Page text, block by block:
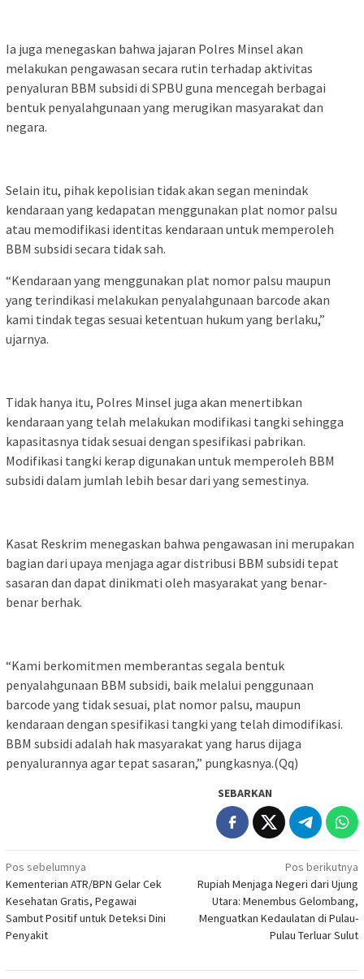
Ia juga menegaskan bahwa jajaran Polres Minsel akan
melakukan pengawasan secara rutin terhadap aktivitas
penyaluran BBM subsidi di SPBU guna mencegah berbagai
bentuk penyalahgunaan yang merugikan masyarakat dan
negara.
Selain itu, pihak kepolisian tidak akan segan menindak
kendaraan yang kedapatan menggunakan plat nomor palsu
atau memodifikasi identitas kendaraan untuk memperoleh
BBM subsidi secara tidak sah.
“Kendaraan yang menggunakan plat nomor palsu maupun
yang terindikasi melakukan penyalahgunaan barcode akan
kami tindak tegas sesuai ketentuan hukum yang berlaku,”
ujarnya.
Tidak hanya itu, Polres Minsel juga akan menertibkan
kendaraan yang telah melakukan modifikasi tangki sehingga
kapasitasnya tidak sesuai dengan spesifikasi pabrikan.
Modifikasi tangki kerap digunakan untuk memperoleh BBM
subsidi dalam jumlah lebih besar dari yang semestinya.
Kasat Reskrim menegaskan bahwa pengawasan ini merupakan
bagian dari upaya menjaga agar distribusi BBM subsidi tepat
sasaran dan dapat dinikmati oleh masyarakat yang benar-
benar berhak.
“Kami berkomitmen memberantas segala bentuk
penyalahgunaan BBM subsidi, baik melalui penggunaan
barcode yang tidak sesuai, plat nomor palsu, maupun
kendaraan dengan spesifikasi tangki yang telah dimodifikasi.
BBM subsidi adalah hak masyarakat yang harus dijaga
penyalurannya agar tepat sasaran,” pungkasnya.(Qq)
SEBARKAN
Navigasi
pos
Pos sebelumnya
Kementerian ATR/BPN Gelar Cek
Kesehatan Gratis, Pegawai
Sambut Positif untuk Deteksi Dini
Penyakit
Pos berikutnya
Rupiah Menjaga Negeri dari Ujung
Utara: Menembus Gelombang,
Menguatkan Kedaulatan di Pulau-
Pulau Terluar Sulut